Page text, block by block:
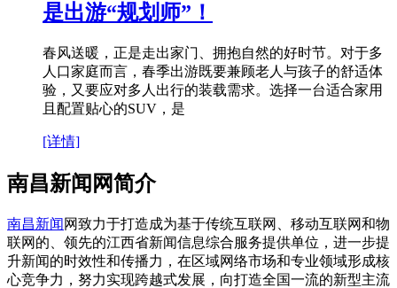
是出游“规划师”！
春风送暖，正是走出家门、拥抱自然的好时节。对于多
人口家庭而言，春季出游既要兼顾老人与孩子的舒适体
验，又要应对多人出行的装载需求。选择一台适合家用
且配置贴心的SUV，是
[详情]
南昌新闻网简介
南昌新闻 网致力于打造成为基于传统互联网、移动互联网和物
联网的、领先的江西省新闻信息综合服务提供单位，进一步提
升新闻的时效性和传播力，在区域网络市场和专业领域形成核
心竞争力，努力实现跨越式发展，向打造全国一流的新型主流